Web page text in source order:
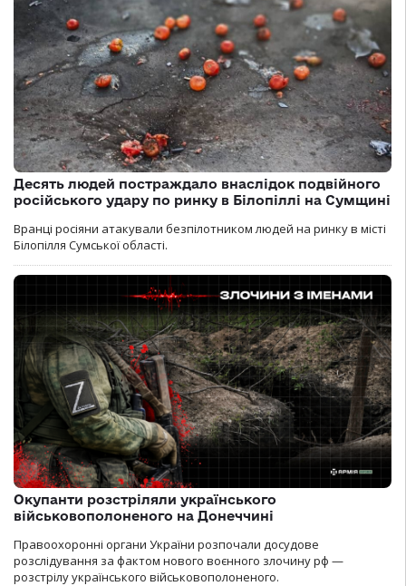
Десять людей постраждало внаслідок подвійного
російського удару по ринку в Білопіллі на Сумщині
Вранці росіяни атакували безпілотником людей на ринку в місті
Білопілля Сумської області.
Окупанти розстріляли українського
військовополоненого на Донеччині
Правоохоронні органи України розпочали досудове
розслідування за фактом нового воєнного злочину рф —
розстрілу українського військовополоненого.